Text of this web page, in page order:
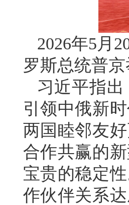
2026年5月
罗斯总统普京
习近平指
引领中俄新
两国睦邻友
合作共赢的
宝贵的稳定
作伙伴关系